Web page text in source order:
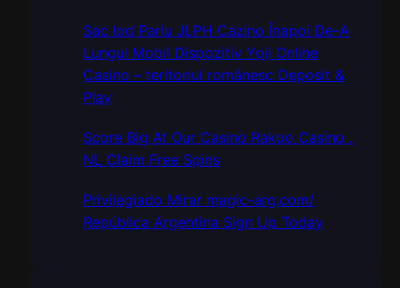
Sac Iod Pariu JLPH Cazino Înapoi De-A
Lungul Mobil Dispozitiv Yoji Online
Casino – teritoriul românesc Deposit &
Play
Score Big At Our Casino Rakoo Casino .
NL Claim Free Spins
Privilegiado Mirar magic-arg.com/
República Argentina Sign Up Today